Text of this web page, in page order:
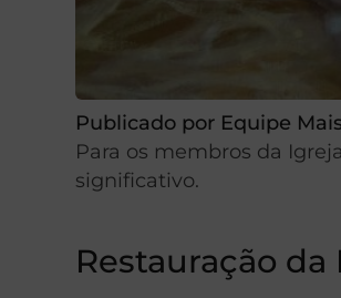
Publicado por Equipe
Para os membros da
significativo.
Restauração